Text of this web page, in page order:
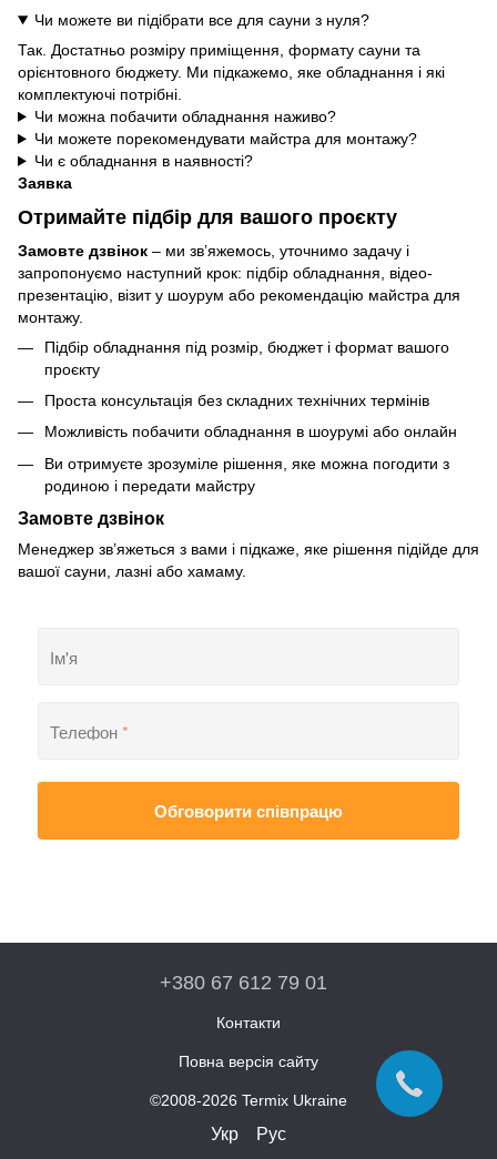
Чи можете ви підібрати все для сауни з нуля?
Так. Достатньо розміру приміщення, формату сауни та
орієнтовного бюджету. Ми підкажемо, яке обладнання і які
комплектуючі потрібні.
Чи можна побачити обладнання наживо?
Чи можете порекомендувати майстра для монтажу?
Чи є обладнання в наявності?
Заявка
Отримайте підбір для вашого проєкту
Замовте дзвінок – ми зв’яжемось, уточнимо задачу і
запропонуємо наступний крок: підбір обладнання, відео-
презентацію, візит у шоурум або рекомендацію майстра для
монтажу.
Підбір обладнання під розмір, бюджет і формат вашого
проєкту
Проста консультація без складних технічних термінів
Можливість побачити обладнання в шоурумі або онлайн
Ви отримуєте зрозуміле рішення, яке можна погодити з
родиною і передати майстру
Замовте дзвінок
Менеджер зв’яжеться з вами і підкаже, яке рішення підійде для
вашої сауни, лазні або хамаму.
Ім'я
Телефон*
Обговорити співпрацю
+380 67 612 79 01
Контакти
Повна версія сайту
©2008-2026 Termix Ukraine
Укр Рус